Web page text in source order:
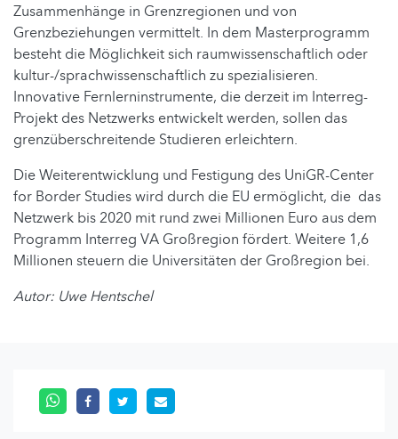
Zusammenhänge in Grenzregionen und von
Grenzbeziehungen vermittelt. In dem Masterprogramm
besteht die Möglichkeit sich raumwissenschaftlich oder
kultur-/sprachwissenschaftlich zu spezialisieren.
Innovative Fernlerninstrumente, die derzeit im Interreg-
Projekt des Netzwerks entwickelt werden, sollen das
grenzüberschreitende Studieren erleichtern.
Die Weiterentwicklung und Festigung des UniGR-Center
for Border Studies wird durch die EU ermöglicht, die das
Netzwerk bis 2020 mit rund zwei Millionen Euro aus dem
Programm Interreg VA Großregion fördert. Weitere 1,6
Millionen steuern die Universitäten der Großregion bei.
Autor: Uwe Hentschel